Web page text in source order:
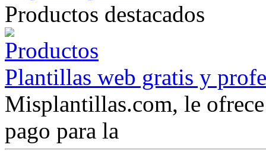
Productos destacados
Plantillas web gratis y
Misplantillas.com, le
pago para la